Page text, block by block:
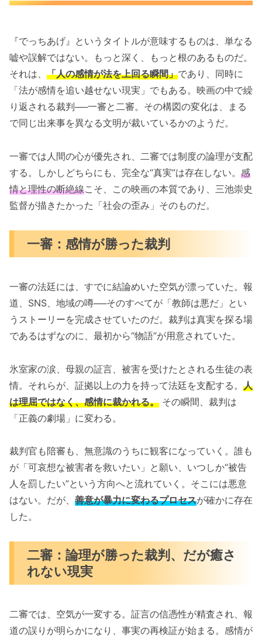
『でっちあげ』というタイトルが意味するものは、単なる
嘘や誤解ではない。もっと深く、もっと根のあるものだ。
それは、 「人の感情が法を上回る瞬間」であり、同時に
「法が感情を追い越せない現実」でもある。映画の中で繰
り返される裁判──一審と二審。その構図の変化は、まる
で同じ出来事を異なる文明が裁いているかのようだ。
一審では人間の心が優先され、二審では制度の論理が支配
する。しかしどちらにも、完全な“真実”は存在しない。 感
情と理性の断絶線こそ、この映画の本質であり、三池崇史
監督が描きたかった「社会の歪み」そのものだ。
一審：感情が勝った裁判
一審の法廷には、すでに結論めいた空気が漂っていた。報
道、SNS、地域の噂──そのすべてが「教師は悪だ」とい
うストーリーを完成させていたのだ。裁判は真実を探る場
であるはずなのに、最初から“物語”が用意されていた。
氷室家の涙、母親の証言、被害を受けたとされる生徒の表
情。それらが、証拠以上の力を持って法廷を支配する。 人
は理屈ではなく、感情に裁かれる。 その瞬間、裁判は
「正義の劇場」に変わる。
裁判官も陪審も、無意識のうちに観客になっていく。誰も
が「可哀想な被害者を救いたい」と願い、いつしか“被告
人を罰したい”という方向へと流れていく。そこには悪意
はない。だが、 善意が暴力に変わるプロセスが確かに存在
した。
二審：論理が勝った裁判、だが癒さ
れない現実
二審では、空気が一変する。証言の信憑性が精査され、報
道の誤りが明らかになり、事実の再検証が始まる。感情が